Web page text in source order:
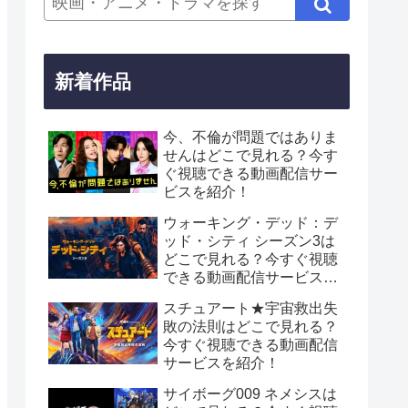
新着作品
今、不倫が問題ではありま
せんはどこで見れる？今す
ぐ視聴できる動画配信サー
ビスを紹介！
ウォーキング・デッド：デ
ッド・シティ シーズン3は
どこで見れる？今すぐ視聴
できる動画配信サービスを
スチュアート★宇宙救出失
敗の法則はどこで見れる？
今すぐ視聴できる動画配信
サービスを紹介！
サイボーグ009 ネメシスは